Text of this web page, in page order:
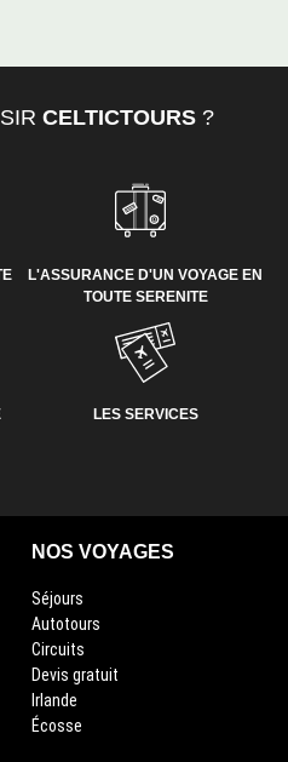
CELTICTOURS?
L'ASSURANCE D'UN VOYAGE EN
TOUTE SERENITE
LES SERVICES
NOS VOYAGES
Séjours
Autotours
Circuits
Devis gratuit
Irlande
Écosse